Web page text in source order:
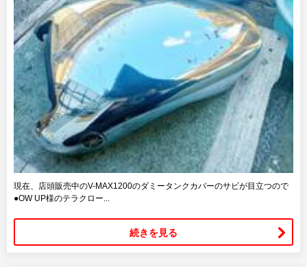
現在、店頭販売中のV-MAX1200のダミータンクカバーのサビが目立つので
●OW UP様のテラクロー...
続きを見る